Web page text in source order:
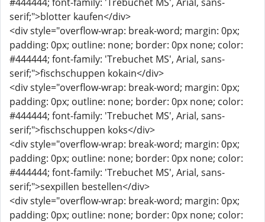
serif;">blotter kaufen</div>
<div style="overflow-wrap: break-word; margin: 0px;
padding: 0px; outline: none; border: 0px none; color:
#444444; font-family: 'Trebuchet MS', Arial, sans-
serif;">fischschuppen kokain</div>
<div style="overflow-wrap: break-word; margin: 0px;
padding: 0px; outline: none; border: 0px none; color:
#444444; font-family: 'Trebuchet MS', Arial, sans-
serif;">fischschuppen koks</div>
<div style="overflow-wrap: break-word; margin: 0px;
padding: 0px; outline: none; border: 0px none; color:
#444444; font-family: 'Trebuchet MS', Arial, sans-
serif;">sexpillen bestellen</div>
<div style="overflow-wrap: break-word; margin: 0px;
padding: 0px; outline: none; border: 0px none; color: